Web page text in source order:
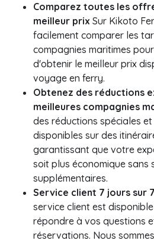
Comparez toutes les
meilleur prix Sur Kikoto
facilement comparer les
compagnies maritimes
d'obtenir le meilleur prix
voyage en ferry.
Obtenez des réductions
meilleures compagnies
des réductions spéciales
disponibles sur des
garantissant que votre
soit plus économique sans
supplémentaires.
Service client 7 jours sur 7
service client est
répondre à vos questions
réservations. Nous